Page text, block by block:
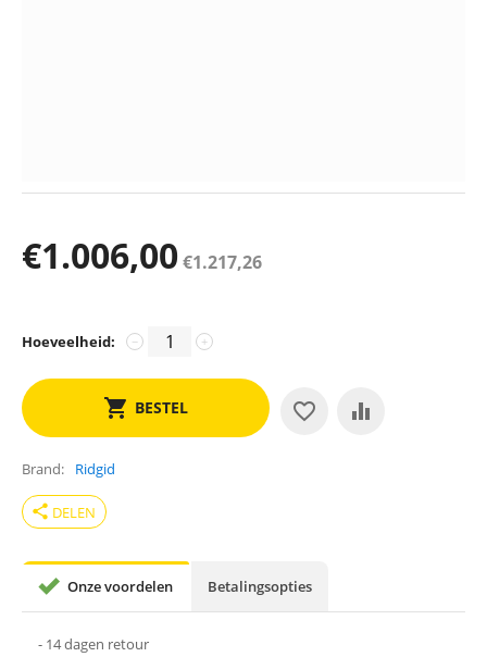
€1.006,00€1.217,26
Hoeveelheid: +
−
BESTEL
Brand Ridgid
share DELEN
Onze voordelen Betalingsopties
- 14 dagen retour